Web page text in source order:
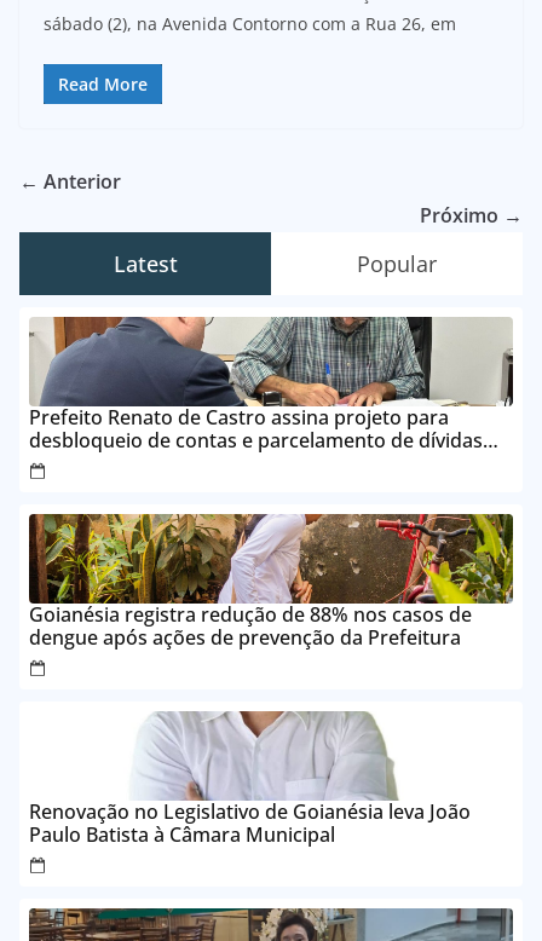
sábado (2), na Avenida Contorno com a Rua 26, em
Read More
← Anterior
Próximo →
Latest Popular
Prefeito Renato de Castro assina projeto para
desbloqueio de contas e parcelamento de dívidas
em até 24 vezes sem juros
Goianésia registra redução de 88% nos casos de
dengue após ações de prevenção da Prefeitura
Renovação no Legislativo de Goianésia leva João
Paulo Batista à Câmara Municipal